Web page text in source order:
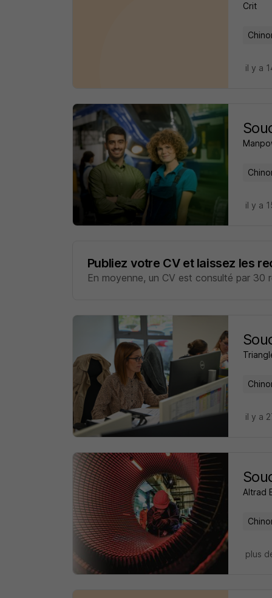
Crit
il y a
il y a
Publiez votre CV et laissez les
En moyenne, un CV est consulté par 30
il y a
Altrad
plus